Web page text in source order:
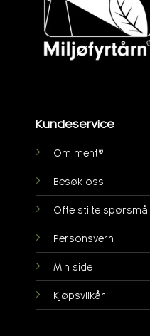
Kundeservice
Om ment®
Besøk oss
Ofte stilte spørsmål
Personsvern
Min side
Kjøpsvilkår